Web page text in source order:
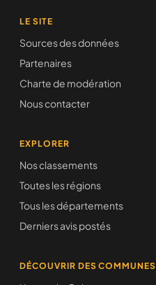
LE SITE
Sources des données
Partenaires
Charte de modération
Nous contacter
EXPLORER
Nos classements
Toutes les régions
Tous les départements
Derniers avis postés
DÉCOUVRIR DES COMMUNES